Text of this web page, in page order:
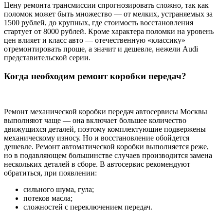
Цену ремонта трансмиссии спрогнозировать сложно, так как
поломок может быть множество — от мелких, устраняемых за
1500 рублей, до крупных, где стоимость восстановления
стартует от 8000 рублей. Кроме характера поломки на уровень
цен влияет и класс авто — отечественную «классику»
отремонтировать проще, а значит и дешевле, нежели Audi
представительской серии.
Когда необходим ремонт коробки передач?
Ремонт механической коробки передач автосервисы Москвы
выполняют чаще — она включает большее количество
движущихся деталей, поэтому комплектующие подвержены
механическому износу. Но и восстановление обойдется
дешевле. Ремонт автоматической коробки выполняется реже,
но в подавляющем большинстве случаев производится замена
нескольких деталей в сборе. В автосервис рекомендуют
обратиться, при появлении:
сильного шума, гула;
потеков масла;
сложностей с переключением передач.